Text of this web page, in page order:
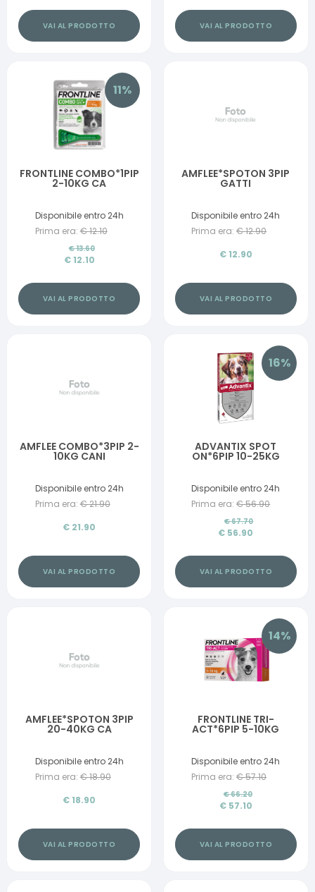
VAI AL PRODOTTO VAI AL PRODOTTO
11%
FRONTLINE COMBO*1PIP
2-10KG CA
Disponibile entro 24h
Prima era: €12.10
€13.60
€ 12.10
VAI AL PRODOTTO
AMFLEE*SPOTON 3PIP
GATTI
Disponibile entro 24h
Prima era: €12.90
€ 12.90
VAI AL PRODOTTO
AMFLEE COMBO*3PIP 2-
10KG CANI
Disponibile entro 24h
Prima era: €21.90
€ 21.90
VAI AL PRODOTTO
16%
ADVANTIX SPOT
ON*6PIP 10-25KG
Disponibile entro 24h
Prima era: €56.90
€67.70
€ 56.90
VAI AL PRODOTTO
AMFLEE*SPOTON 3PIP
20-40KG CA
Disponibile entro 24h
Prima era: €18.90
€ 18.90
VAI AL PRODOTTO
14%
FRONTLINE TRI-
ACT*6PIP 5-10KG
Disponibile entro 24h
Prima era: €57.10
€66.20
€ 57.10
VAI AL PRODOTTO